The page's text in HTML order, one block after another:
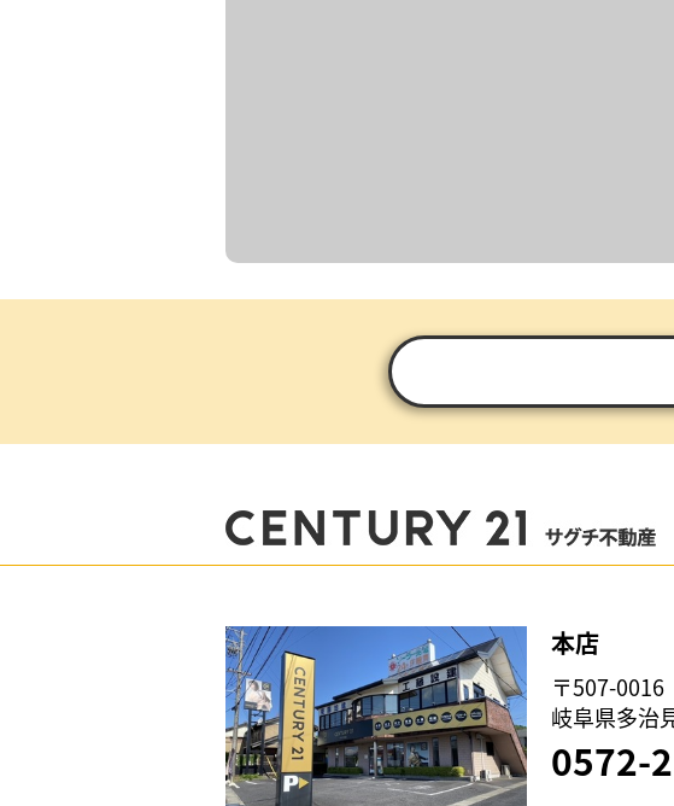
本店
〒507-0016
岐阜県多治
0572-